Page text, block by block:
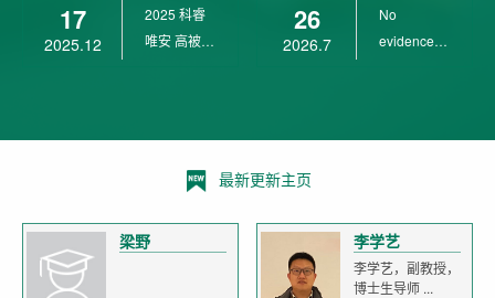
17
2025.12
2025 科睿
唯安 高被引
26
2026.7
No
evidence of
最新更新主页
梁野 李学艺
李学艺，副教授，
博士生导师 ...